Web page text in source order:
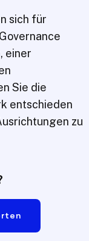
sich für
einer
Sie die
entschieden
zu